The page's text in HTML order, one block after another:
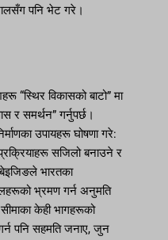
पनि भेट गरे।
“स्थिर विकासको बाटो” मा
र समर्थन” गर्नुपर्छ।
उपायहरू घोषणा गरे:
सजिलो बनाउने र
भारतका
भ्रमण गर्न अनुमति
केही भागहरूको
पनि सहमति जनाए, जुन